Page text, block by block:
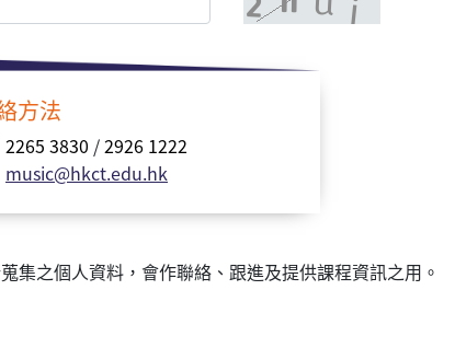
方法
2265 3830 /2926 1222
music@hkct.edu.hk
集之個人資料，會作聯絡、跟進及提供課程資訊之用。